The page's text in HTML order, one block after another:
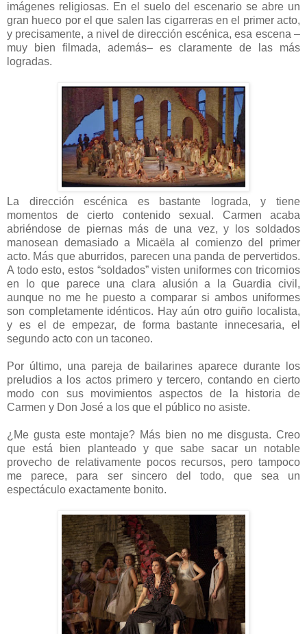
imágenes religiosas. En el suelo del escenario se abre un
gran hueco por el que salen las cigarreras en el primer acto,
y precisamente, a nivel de dirección escénica, esa escena –
muy bien filmada, además– es claramente de las más
logradas.
La dirección escénica es bastante lograda, y tiene
momentos de cierto contenido sexual. Carmen acaba
abriéndose de piernas más de una vez, y los soldados
manosean demasiado a Micaëla al comienzo del primer
acto. Más que aburridos, parecen una panda de pervertidos.
A todo esto, estos “soldados” visten uniformes con tricornios
en lo que parece una clara alusión a la Guardia civil,
aunque no me he puesto a comparar si ambos uniformes
son completamente idénticos. Hay aún otro guiño localista,
y es el de empezar, de forma bastante innecesaria, el
segundo acto con un taconeo.
Por último, una pareja de bailarines aparece durante los
preludios a los actos primero y tercero, contando en cierto
modo con sus movimientos aspectos de la historia de
Carmen y Don José a los que el público no asiste.
¿Me gusta este montaje? Más bien no me disgusta. Creo
que está bien planteado y que sabe sacar un notable
provecho de relativamente pocos recursos, pero tampoco
me parece, para ser sincero del todo, que sea un
espectáculo exactamente bonito.